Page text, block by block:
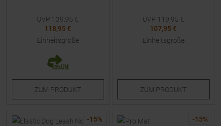
UVP 139,95 €
118,95 €
Einheitsgröße
ZUM PRODUKT
UVP 119,95 €
107,95 €
Einheitsgröße
ZUM PRODUKT
-15% -15%